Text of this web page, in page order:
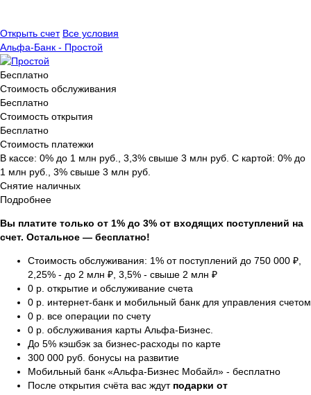
Открыть счет Все условия
Альфа-Банк - Простой
Бесплатно
Стоимость обслуживания
Бесплатно
Стоимость открытия
Бесплатно
Стоимость платежки
В кассе: 0% до 1 млн руб., 3,3% свыше 3 млн руб. С картой: 0% до
1 млн руб., 3% свыше 3 млн руб.
Снятие наличных
Подробнее
Вы платите только от 1% до 3% от входящих поступлений на
счет. Остальное — бесплатно!
Стоимость обслуживания: 1% от поступлений до 750 000 ₽,
2,25% - до 2 млн ₽, 3,5% - свыше 2 млн ₽
0 р. открытие и обслуживание счета
0 р. интернет-банк и мобильный банк для управления счетом
0 р. все операции по счету
0 р. обслуживания карты Альфа-Бизнес.
До 5% кэшбэк за бизнес-расходы по карте
300 000 руб. бонусы на развитие
Мобильный банк «Альфа-Бизнес Мобайл» - бесплатно
После открытия счёта вас ждут подарки от